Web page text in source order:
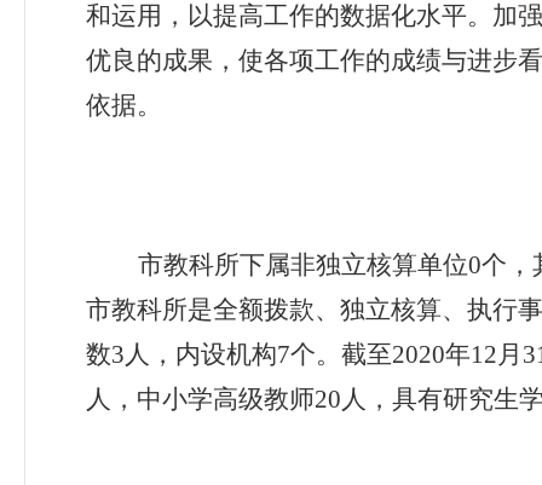
和运用，以提高工作的数据化水平。加
优良的成果，使各项工作的成绩与进步
依据。
市教科所下属非独立核算单位0个，
市教科所是全额拨款、独立核算、执行
数3人，内设机构7个。截至2020年12月
人，中小学高级教师20人，具有研究生